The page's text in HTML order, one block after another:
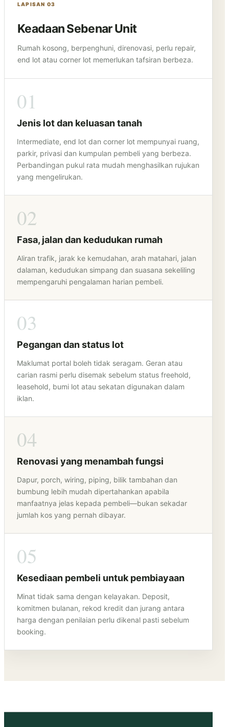
LAPISAN 03
Keadaan Sebenar Unit
Rumah kosong, berpenghuni, direnovasi, perlu repair,
end lot atau corner lot memerlukan tafsiran berbeza.
01
Jenis lot dan keluasan tanah
Intermediate, end lot dan corner lot mempunyai ruang,
parkir, privasi dan kumpulan pembeli yang berbeza.
Perbandingan pukul rata mudah menghasilkan rujukan
yang mengelirukan.
02
Fasa, jalan dan kedudukan rumah
Aliran trafik, jarak ke kemudahan, arah matahari, jalan
dalaman, kedudukan simpang dan suasana sekeliling
mempengaruhi pengalaman harian pembeli.
03
Pegangan dan status lot
Maklumat portal boleh tidak seragam. Geran atau
carian rasmi perlu disemak sebelum status freehold,
leasehold, bumi lot atau sekatan digunakan dalam
iklan.
04
Renovasi yang menambah fungsi
Dapur, porch, wiring, piping, bilik tambahan dan
bumbung lebih mudah dipertahankan apabila
manfaatnya jelas kepada pembeli—bukan sekadar
jumlah kos yang pernah dibayar.
05
Kesediaan pembeli untuk pembiayaan
Minat tidak sama dengan kelayakan. Deposit,
komitmen bulanan, rekod kredit dan jurang antara
harga dengan penilaian perlu dikenal pasti sebelum
booking.